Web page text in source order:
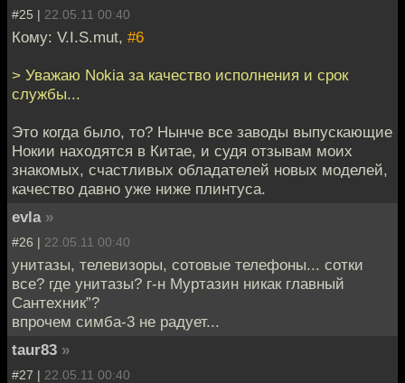
#25 | 22.05.11 00:40
Кому: V.I.S.mut, #6
> Уважаю Nokia за качество исполнения и срок
службы...
Это когда было, то? Нынче все заводы выпускающие
Нокии находятся в Китае, и судя отзывам моих
знакомых, счастливых обладателей новых моделей,
качество давно уже ниже плинтуса.
evla »
#26 | 22.05.11 00:40
унитазы, телевизоры, сотовые телефоны... сотки
все? где унитазы? г-н Муртазин никак главный
Сантехник”?
впрочем симба-3 не радует...
taur83 »
#27 | 22.05.11 00:40